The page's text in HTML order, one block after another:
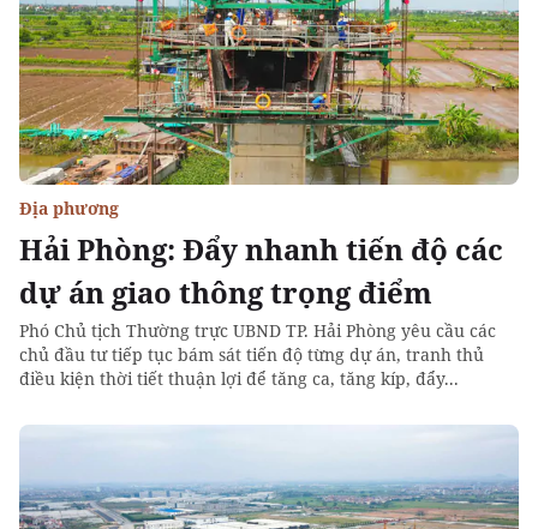
Hải Phòng: Đẩy nhanh tiến độ các
dự án giao thông trọng điểm
Địa phương
Phó Chủ tịch Thường trực UBND TP. Hải Phòng yêu cầu các
chủ đầu tư tiếp tục bám sát tiến độ từng dự án, tranh thủ
điều kiện thời tiết thuận lợi để tăng ca, tăng kíp, đẩy...